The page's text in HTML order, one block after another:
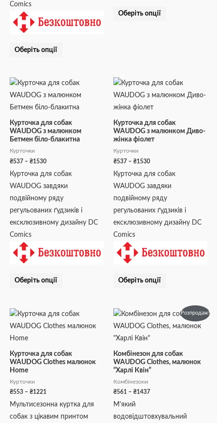
Comics
Оберіть опції
Оберіть опції
Курточка для собак
WAUDOG з малюнком
Бетмен біло-блакитна
Курточки
₴537 – ₴1530
Діапазон
від
₴537
₴1530
Курточка для собак
WAUDOG завдяки
подвійному ряду
регульованих ґудзиків і
ексклюзивному дизайну DC
Comics
Оберіть опції
Цей
товар
має
кілька
варіантів.
Параметри
Курточка для собак
WAUDOG з малюнком Диво-
жінка фіолет
Курточки
₴537 – ₴1530
Діапазон
від
₴537
₴1530
Курточка для собак
WAUDOG завдяки
подвійному ряду
регульованих ґудзиків і
ексклюзивному дизайну DC
Comics
Оберіть опції
Цей
товар
кілька
варіантів.
Курточка для собак
WAUDOG Clothes малюнок
Home
Курточки
₴553 – ₴1221
Діапазон
цін:
від
₴1221
Мультисезонна куртка для
собак з цікавим принтом
Цей
товар
кілька
варіантів.
Розпродаж!
Комбінезон для собак
WAUDOG Clothes, малюнок
“Харлі Квін”
Комбінезони
₴561 – ₴1437
Діапазон
цін:
від
₴561
М’який
водовідштовхувальний
Цей
товар
кілька
варіантів.